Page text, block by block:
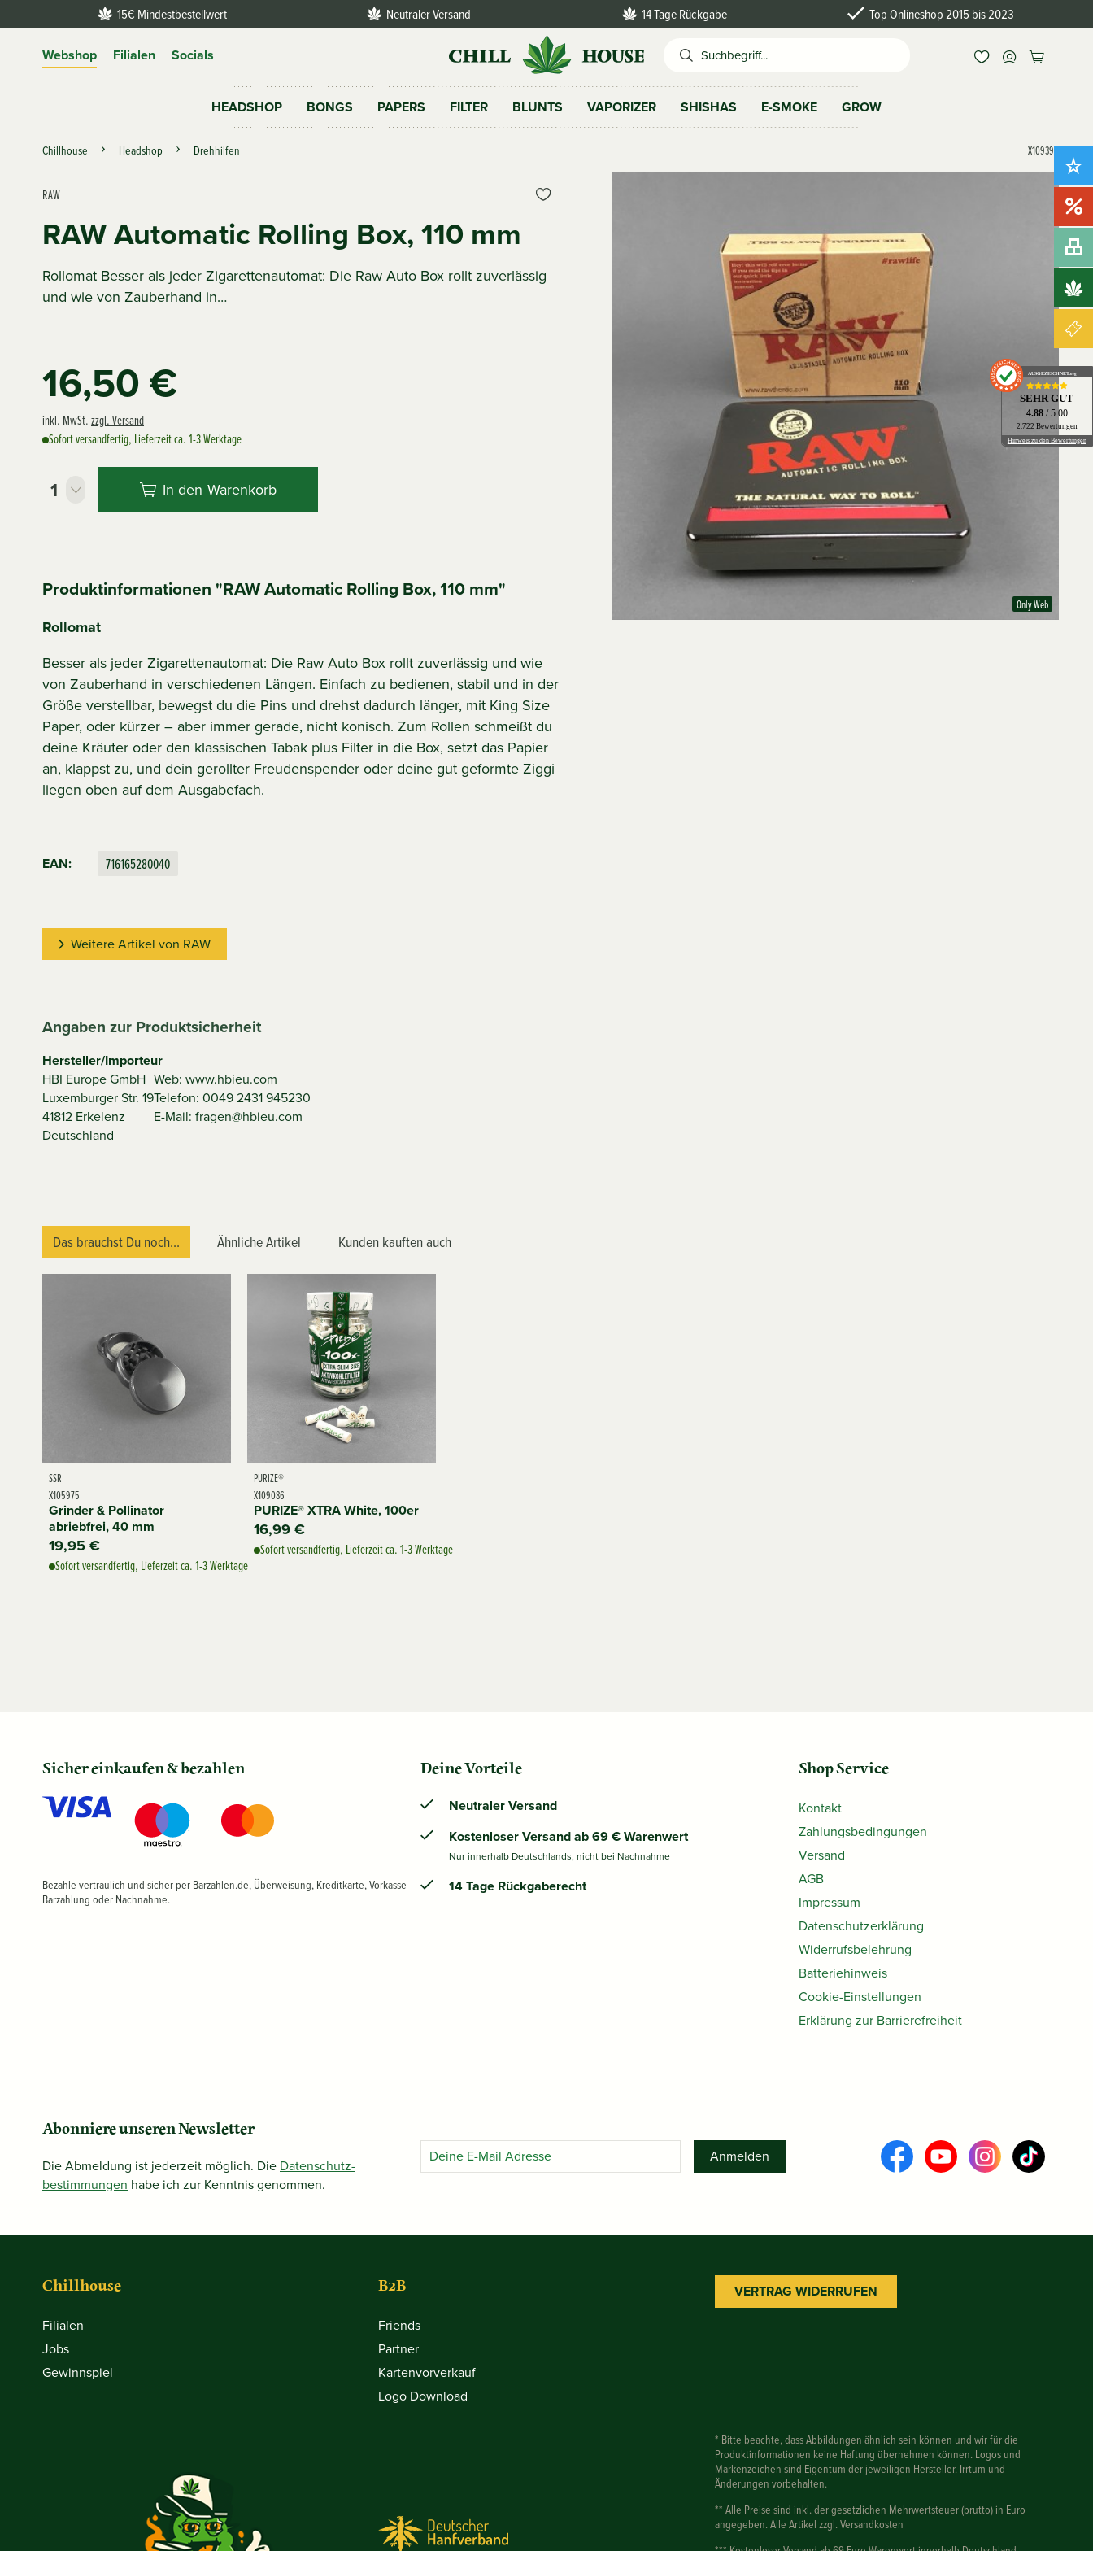
15€ Mindestbestellwert Neutraler Versand 14 Tage Rückgabe Top Onlineshop 2015 bis 2023
Webshop Filialen Socials
HEADSHOP BONGS PAPERS FILTER BLUNTS VAPORIZER SHISHAS E-SMOKE GROW
Chillhouse Headshop Drehhilfen
Only Web
RAW Automatic Rolling Box, 110 mm
RAW
Rollomat Besser als jeder Zigarettenautomat: Die Raw Auto Box rollt zuverlässig
und wie von Zauberhand in…
16,50 €
inkl. MwSt.zzgl. Versand
Sofort versandfertig, Lieferzeit ca. 1-3 Werktage
In den Warenkorb
X109390
Produktinformationen "RAW Automatic Rolling Box, 110 mm"
Rollomat
Besser als jeder Zigarettenautomat: Die Raw Auto Box rollt zuverlässig und wie
von Zauberhand in verschiedenen Längen. Einfach zu bedienen, stabil und in der
Größe verstellbar, bewegst du die Pins und drehst dadurch länger, mit King Size
Paper, oder kürzer – aber immer gerade, nicht konisch. Zum Rollen schmeißt du
deine Kräuter oder den klassischen Tabak plus Filter in die Box, setzt das Papier
an, klappst zu, und dein gerollter Freudenspender oder deine gut geformte Ziggi
liegen oben auf dem Ausgabefach.
EAN: 716165280040
Weitere Artikel von RAW
Angaben zur Produktsicherheit
Hersteller/Importeur
HBI Europe GmbH
Luxemburger Str. 19
41812 Erkelenz
Deutschland
Web: www.hbieu.com
Telefon: 0049 2431 945230
E-Mail: fragen@hbieu.com
Das brauchst Du noch... Ähnliche Artikel Kunden kauften auch
SSR
X105975
Grinder & Pollinator
abriebfrei, 40 mm
19,95 €
Sofort versandfertig, Lieferzeit ca. 1-3 Werktage
PURIZE®
X109086
PURIZE® XTRA White, 100er
16,99 €
Sofort versandfertig, Lieferzeit ca. 1-3 Werktage
Sicher einkaufen & bezahlen
Bezahle vertraulich und sicher per Barzahlen.de, Überweisung, Kreditkarte, Vorkasse
Barzahlung oder Nachnahme.
Deine Vorteile
Neutraler Versand
Kostenloser Versand ab 69 € Warenwert
Nur innerhalb Deutschlands, nicht bei Nachnahme
14 Tage Rückgaberecht
Shop Service
Kontakt
Zahlungsbedingungen
Versand
AGB
Impressum
Datenschutzerklärung
Widerrufsbelehrung
Batteriehinweis
Cookie-Einstellungen
Erklärung zur Barrierefreiheit
Abonniere unseren Newsletter
Die Abmeldung ist jederzeit möglich. Die Datenschutz­
bestimmungen habe ich zur Kenntnis genommen.
Anmelden
Chillhouse
Filialen
Jobs
Gewinnspiel
B2B
Friends
Partner
Kartenvorverkauf
Logo Download
VERTRAG WIDERRUFEN
* Bitte beachte, dass Abbildungen ähnlich sein können und wir für die
Produktinformationen keine Haftung übernehmen können. Logos und
Markenzeichen sind Eigentum der jeweiligen Hersteller. Irrtum und
Änderungen vorbehalten.
** Alle Preise sind inkl. der gesetzlichen Mehrwertsteuer (brutto) in Euro
angegeben. Alle Artikel zzgl. Versandkosten
Neu!
AUSGEZEICHNET.org
SEHR GUT
4.88 / 5.00
2.722 Bewertungen
Hinweis zu den Bewertungen